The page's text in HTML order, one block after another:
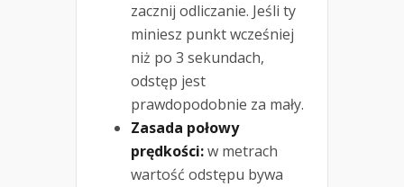
zacznij odliczanie. Jeśli ty
miniesz punkt wcześniej
niż po 3 sekundach,
odstęp jest
prawdopodobnie za mały.
Zasada połowy
prędkości:w metrach
wartość odstępu bywa